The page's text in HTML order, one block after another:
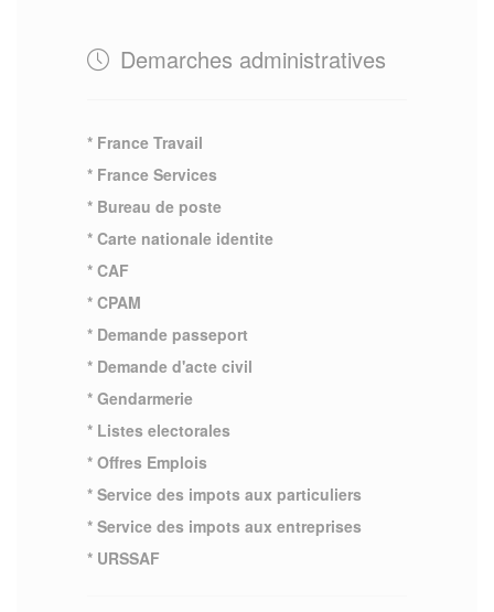
Demarches administratives
* France Travail
* France Services
* Bureau de poste
* Carte nationale identite
* CAF
* CPAM
* Demande passeport
* Demande d'acte civil
* Gendarmerie
* Listes electorales
* Offres Emplois
* Service des impots aux particuliers
* Service des impots aux entreprises
* URSSAF